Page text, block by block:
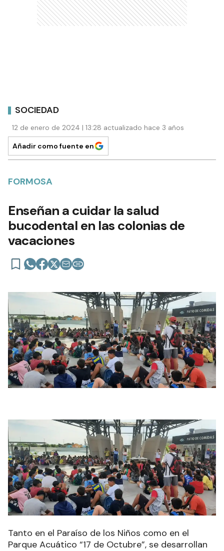
SOCIEDAD
12 de enero de 2024 | 13:28 actualizado hace 3 años
Añadir como fuente en
FORMOSA
Enseñan a cuidar la salud
bucodental en las colonias de
vacaciones
Tanto en el Paraíso de los Niños como en el
Parque Acuático “17 de Octubre”, se desarrollan